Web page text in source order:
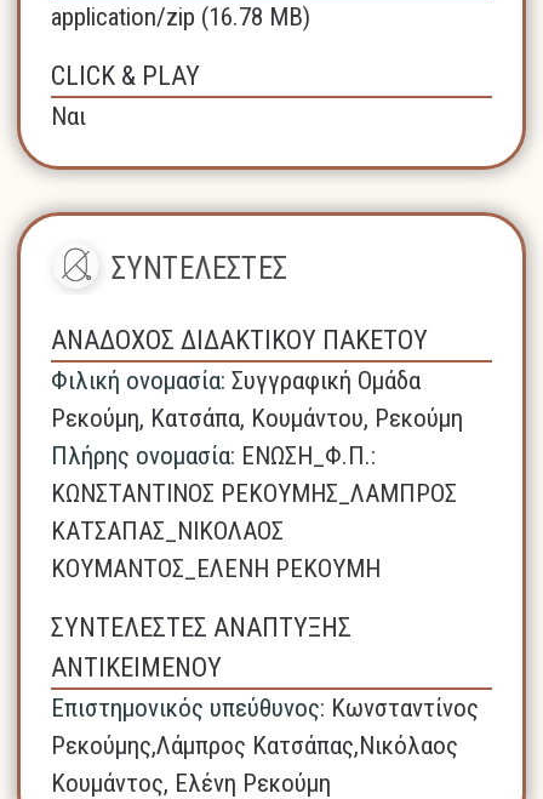
application/zip (16.78 MB)
CLICK & PLAY
Ναι
ΣΥΝΤΕΛΕΣΤΕΣ
ΑΝΑΔΟΧΟΣ ΔΙΔΑΚΤΙΚΟΥ ΠΑΚΕΤΟΥ
Φιλική ονομασία: Συγγραφική Ομάδα
Ρεκούμη, Κατσάπα, Κουμάντου, Ρεκούμη
Πλήρης ονομασία: ΕΝΩΣΗ_Φ.Π.:
ΚΩΝΣΤΑΝΤΙΝΟΣ ΡΕΚΟΥΜΗΣ_ΛΑΜΠΡΟΣ
ΚΑΤΣΑΠΑΣ_ΝΙΚΟΛΑΟΣ
ΚΟΥΜΑΝΤΟΣ_ΕΛΕΝΗ ΡΕΚΟΥΜΗ
ΣΥΝΤΕΛΕΣΤΕΣ ΑΝΑΠΤΥΞΗΣ
ΑΝΤΙΚΕΙΜΕΝΟΥ
Επιστημονικός υπεύθυνος: Κωνσταντίνος
Ρεκούμης,Λάμπρος Κατσάπας,Νικόλαος
Κουμάντος, Ελένη Ρεκούμη